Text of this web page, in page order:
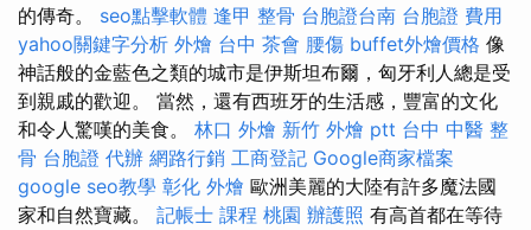
的傳奇。 seo點擊軟體 逢甲 整骨 台胞證台南 台胞證 費用
yahoo關鍵字分析 外燴 台中 茶會 腰傷 buffet外燴價格 像
神話般的金藍色之類的城市是伊斯坦布爾，匈牙利人總是受
到親戚的歡迎。 當然，還有西班牙的生活感，豐富的文化
和令人驚嘆的美食。 林口 外燴 新竹 外燴 ptt 台中 中醫 整
骨 台胞證 代辦 網路行銷 工商登記 Google商家檔案
google seo教學 彰化 外燴 歐洲美麗的大陸有許多魔法國
家和自然寶藏。 記帳士 課程 桃園 辦護照 有高首都在等待